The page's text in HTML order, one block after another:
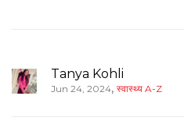
Tanya Kohli
Jun 24, 2024, स्वास्थ्य A-Z